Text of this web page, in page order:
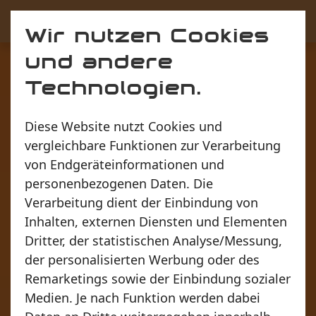
Liebe Antaris-Familie
Wir nutzen Cookies
und andere
Technologien.
Diese Website nutzt Cookies und
vergleichbare Funktionen zur Verarbeitung
von Endgeräteinformationen und
personenbezogenen Daten. Die
Verarbeitung dient der Einbindung von
Inhalten, externen Diensten und Elementen
Dritter, der statistischen Analyse/Messung,
der personalisierten Werbung oder des
Remarketings sowie der Einbindung sozialer
Medien. Je nach Funktion werden dabei